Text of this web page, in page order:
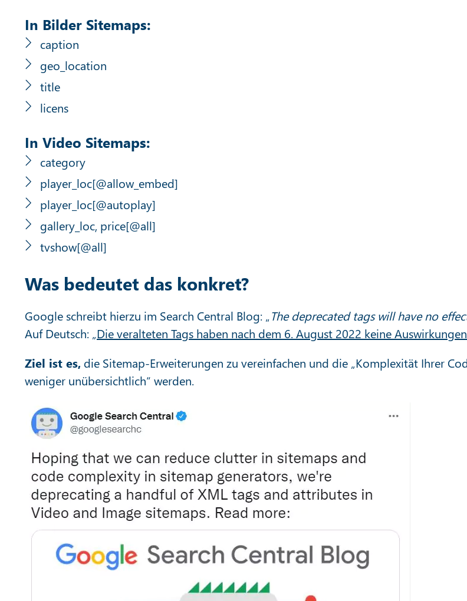
In Bilder Sitemaps:
caption
geo_location
title
licens
In Video Sitemaps:
category
player_loc[@allow_embed]
player_loc[@autoplay]
gallery_loc, price[@all]
tvshow[@all]
Was bedeutet das konkret?
Google schreibt hierzu im Search Central Blog: „The deprecated tags will have no
Auf Deutsch: „Die veralteten Tags haben nach dem 6. August 2022 keine
Ziel ist es, die Sitemap-Erweiterungen zu vereinfachen und die „Komplexität Ihrer
weniger unübersichtlich“ werden.